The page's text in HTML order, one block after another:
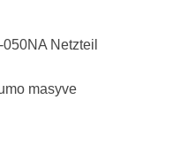
Netzteil
masyve